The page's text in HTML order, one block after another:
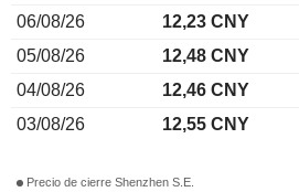
06/08/26
12,23 CNY
05/08/26
12,48 CNY
04/08/26
12,46 CNY
03/08/26
12,55 CNY
Precio de cierre Shenzhen S.E.